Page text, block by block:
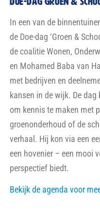
In een van de
de Doe-dag ‘Groen &
de coalitie Wonen,
en Mohamed Baba van
met bedrijven en
kansen in de wijk. De
om kennis te maken met
groenonderhoud of de
verhaal. Hij kon via een
een hovenier – een mooi
perspectief biedt.
Bekijk de agenda voor